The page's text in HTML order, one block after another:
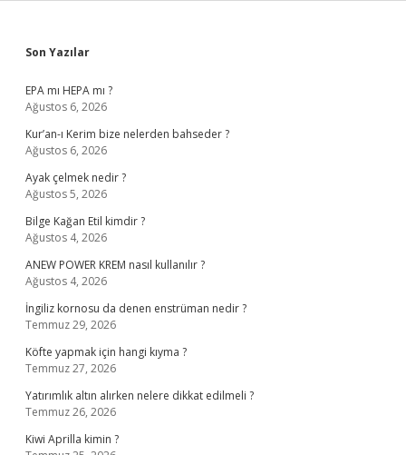
Sidebar
Son Yazılar
EPA mı HEPA mı ?
Ağustos 6, 2026
Kur’an-ı Kerim bize nelerden bahseder ?
Ağustos 6, 2026
Ayak çelmek nedir ?
Ağustos 5, 2026
Bilge Kağan Etil kimdir ?
Ağustos 4, 2026
ANEW POWER KREM nasıl kullanılır ?
Ağustos 4, 2026
İngiliz kornosu da denen enstrüman nedir ?
Temmuz 29, 2026
Köfte yapmak için hangi kıyma ?
Temmuz 27, 2026
Yatırımlık altın alırken nelere dikkat edilmeli ?
Temmuz 26, 2026
Kiwi Aprilla kimin ?